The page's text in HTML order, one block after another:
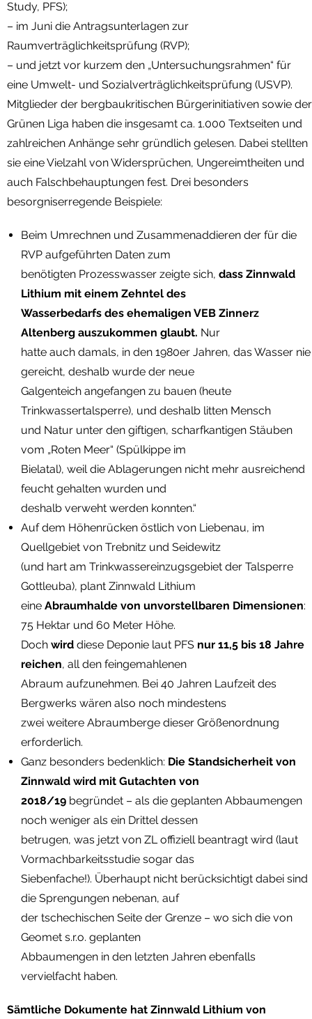
Study, PFS);
– im Juni die Antragsunterlagen zur
Raumverträglichkeitsprüfung (RVP);
– und jetzt vor kurzem den „Untersuchungsrahmen“ für
eine Umwelt- und Sozialverträglichkeitsprüfung (USVP).
Mitglieder der bergbaukritischen Bürgerinitiativen sowie der
Grünen Liga haben die insgesamt ca. 1.000 Textseiten und
zahlreichen Anhänge sehr gründlich gelesen. Dabei stellten
sie eine Vielzahl von Widersprüchen, Ungereimtheiten und
auch Falschbehauptungen fest. Drei besonders
besorgniserregende Beispiele:
Beim Umrechnen und Zusammenaddieren der für die
RVP aufgeführten Daten zum
benötigten Prozesswasser zeigte sich, dass Zinnwald
Lithium mit einem Zehntel des
Wasserbedarfs des ehemaligen VEB Zinnerz
Altenberg auszukommen glaubt. Nur
hatte auch damals, in den 1980er Jahren, das Wasser nie
gereicht, deshalb wurde der neue
Galgenteich angefangen zu bauen (heute
Trinkwassertalsperre), und deshalb litten Mensch
und Natur unter den giftigen, scharfkantigen Stäuben
vom „Roten Meer“ (Spülkippe im
Bielatal), weil die Ablagerungen nicht mehr ausreichend
feucht gehalten wurden und
deshalb verweht werden konnten.“
Auf dem Höhenrücken östlich von Liebenau, im
Quellgebiet von Trebnitz und Seidewitz
(und hart am Trinkwassereinzugsgebiet der Talsperre
Gottleuba), plant Zinnwald Lithium
eine Abraumhalde von unvorstellbaren Dimensionen:
75 Hektar und 60 Meter Höhe.
Doch wird diese Deponie laut PFS nur 11,5 bis 18 Jahre
reichen, all den feingemahlenen
Abraum aufzunehmen. Bei 40 Jahren Laufzeit des
Bergwerks wären also noch mindestens
zwei weitere Abraumberge dieser Größenordnung
erforderlich.
Ganz besonders bedenklich: Die Standsicherheit von
Zinnwald wird mit Gutachten von
2018/19 begründet – als die geplanten Abbaumengen
noch weniger als ein Drittel dessen
betrugen, was jetzt von ZL offiziell beantragt wird (laut
Vormachbarkeitsstudie sogar das
Siebenfache!). Überhaupt nicht berücksichtigt dabei sind
die Sprengungen nebenan, auf
der tschechischen Seite der Grenze – wo sich die von
Geomet s.r.o. geplanten
Abbaumengen in den letzten Jahren ebenfalls
vervielfacht haben.
Sämtliche Dokumente hat Zinnwald Lithium von